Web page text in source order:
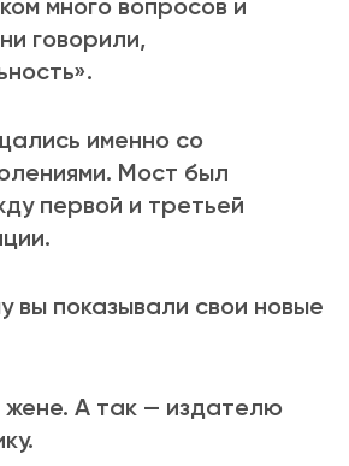
много вопросов и
говорили,
именно со
Мост был
первой и третьей
вы показывали свои новые
жене. А так — издателю